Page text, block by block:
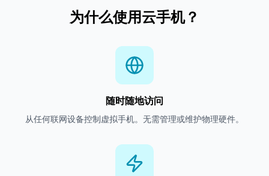
为什么使用云手机？
随时随地访问
从任何联网设备控制虚拟手机。无需管理或维护物理硬件。